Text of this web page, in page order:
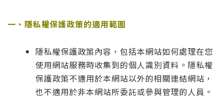
一、隱私權保護政策的適用範圍
隱私權保護政策內容，包括本網站如何處理在您
使用網站服務時收集到的個人識別資料。隱私權
保護政策不適用於本網站以外的相關連結網站，
也不適用於非本網站所委託或參與管理的人員。